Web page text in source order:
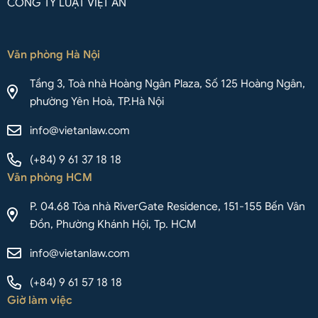
Văn phòng Hà Nội
Tầng 3, Toà nhà Hoàng Ngân Plaza, Số 125 Hoàng Ngân,
phường Yên Hoà, TP.Hà Nội
info@vietanlaw.com
(+84) 9 61 37 18 18
Văn phòng HCM
P. 04.68 Tòa nhà RiverGate Residence, 151-155 Bến Vân
Đồn, Phường Khánh Hội, Tp. HCM
info@vietanlaw.com
(+84) 9 61 57 18 18
Giờ làm việc